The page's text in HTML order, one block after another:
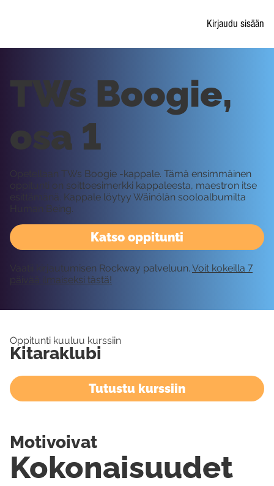
Kirjaudu sisään
Katso oppitunti
TWs Boogie,
osa 1
Opetellaan TWs Boogie -kappale. Tämä ensimmäinen
oppitunti on soittoesimerkki kappaleesta, maestron itse
esittämänä. Kappale löytyy Wäinölän sooloalbumilta
Human Being.
Vaatii kirjautumisen Rockway palveluun. Voit kokeilla 7
päivää ilmaiseksi tästä!
Oppitunti kuuluu kurssiin
Kitaraklubi
Tutustu kurssiin
Kokonaisuudet
Motivoivat